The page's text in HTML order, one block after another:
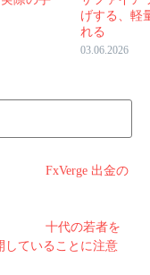
げする、軽
れる
03.06.2026
FxVerge 出金の
十代の若者を
していることに注意